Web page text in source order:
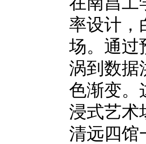
率设计，
场。通过
涡到数据
色渐变。
浸式艺术
清远四馆